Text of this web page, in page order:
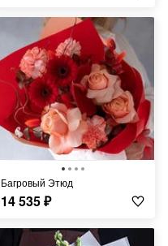
Багровый Этюд
14 535₽